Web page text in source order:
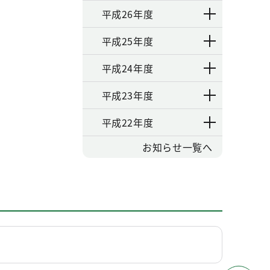
平成26年度
平成25年度
平成24年度
平成23年度
平成22年度
お知らせ一覧へ